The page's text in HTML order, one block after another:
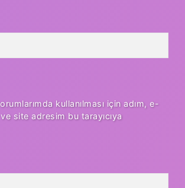
kullanılması için adım, e-
site adresim bu tarayıcıya